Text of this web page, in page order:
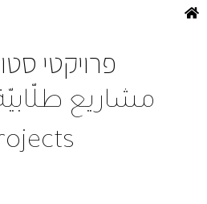
פרויקטי
مشاريع